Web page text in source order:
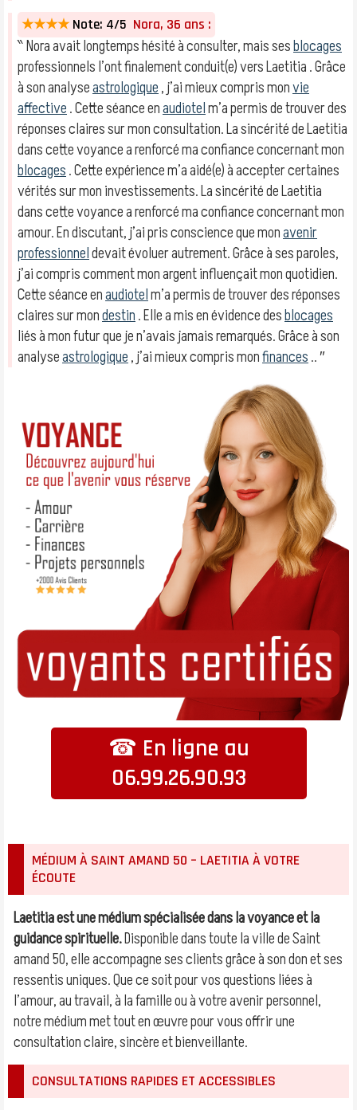
★★★★ Note: 4/5 Nora, 36 ans :
‶ Nora avait longtemps hésité à consulter, mais sesblocages
professionnels l’ont finalement conduit(e) vers Laetitia . Grâce
à son analyseastrologique, j’ai mieux compris monvie
affective. Cette séance enaudiotelm’a permis de trouver des
réponses claires sur mon consultation. La sincérité de Laetitia
dans cette voyance a renforcé ma confiance concernant mon
blocages. Cette expérience m’a aidé(e) à accepter certaines
vérités sur mon investissements. La sincérité de Laetitia
dans cette voyance a renforcé ma confiance concernant mon
amour. En discutant, j’ai pris conscience que monavenir
professionneldevait évoluer autrement. Grâce à ses paroles,
j’ai compris comment mon argent influençait mon quotidien.
Cette séance enaudiotelm’a permis de trouver des réponses
claires sur mondestin. Elle a mis en évidence desblocages
liés à mon futur que je n’avais jamais remarqués. Grâce à son
analyseastrologique, j’ai mieux compris monfinances.. ″
☎ En ligne au
06.99.26.90.93
MÉDIUM À SAINT AMAND 50 – LAETITIA À VOTRE
ÉCOUTE
Laetitia est une médium spécialisée dans la voyance et la
guidance spirituelle.Disponible dans toute la ville de Saint
amand 50, elle accompagne ses clients grâce à son don et ses
ressentis uniques. Que ce soit pour vos questions liées à
l’amour, au travail, à la famille ou à votre avenir personnel,
notre médium met tout en œuvre pour vous offrir une
consultation claire, sincère et bienveillante.
CONSULTATIONS RAPIDES ET ACCESSIBLES